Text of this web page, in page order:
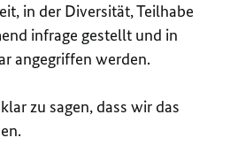
in der Diversität, Teilhabe
infrage gestellt und in
angegriffen werden.
zu sagen, dass wir das